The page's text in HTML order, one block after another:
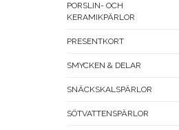
PORSLIN- OCH
KERAMIKPÄRLOR
PRESENTKORT
SMYCKEN & DELAR
SNÄCKSKALSPÄRLOR
SÖTVATTENSPÄRLOR